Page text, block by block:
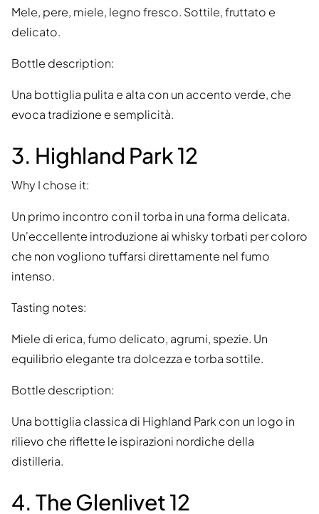
Mele, pere, miele, legno fresco. Sottile, fruttato e
delicato.
Bottle description:
Una bottiglia pulita e alta con un accento verde, che
evoca tradizione e semplicità.
3. Highland Park 12
Why I chose it:
Un primo incontro con il torba in una forma delicata.
Un'eccellente introduzione ai whisky torbati per coloro
che non vogliono tuffarsi direttamente nel fumo
intenso.
Tasting notes:
Miele di erica, fumo delicato, agrumi, spezie. Un
equilibrio elegante tra dolcezza e torba sottile.
Bottle description:
Una bottiglia classica di Highland Park con un logo in
rilievo che riflette le ispirazioni nordiche della
distilleria.
4. The Glenlivet 12